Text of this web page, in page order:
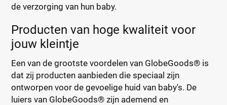
de verzorging van hun baby.
Producten van hoge kwaliteit voor
jouw kleintje
Een van de grootste voordelen van GlobeGoods® is
dat zij producten aanbieden die speciaal zijn
ontworpen voor de gevoelige huid van baby's. De
luiers van GlobeGoods® zijn ademend en